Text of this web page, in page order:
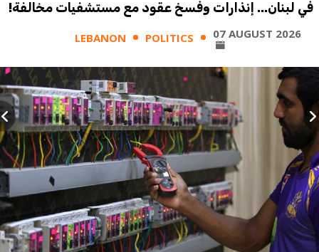
في لبنان... إنذارات وفسخ عقود مع مستشفيات مخالفة!
LEBANON POLITICS 07 AUGUST 2026